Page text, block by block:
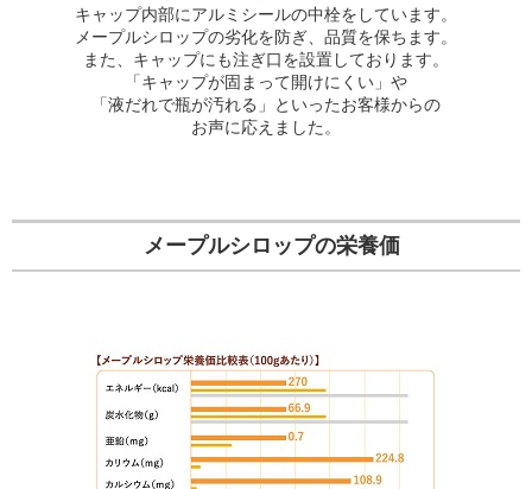
キャップ内部にアルミシールの中栓をしています。
メープルシロップの劣化を防ぎ、品質を保ちます。
また、キャップにも注ぎ口を設置しております。
「キャップが固まって開けにくい」や
「液だれで瓶が汚れる」といったお客様からの
お声に応えました。
メープルシロップの栄養価